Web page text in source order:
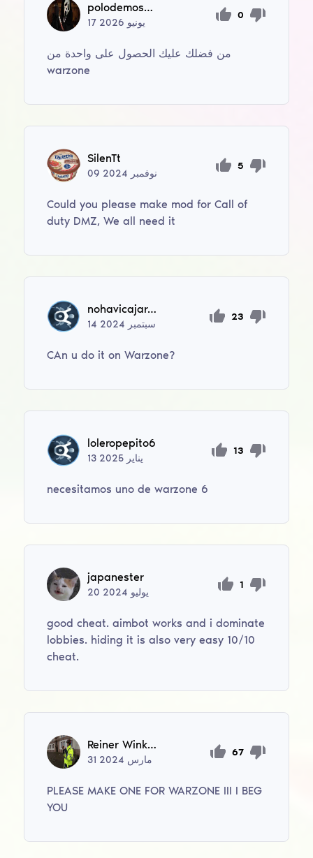
polodemosca10
17 يونيو
0
من فضلك عليك الحصول على واحدة من
warzone
SilenTt
09 نوفمبر
5
Could you please make mod for Call of
duty DMZ, We all need it
nohavicajaromir701
14 سبتمبر
23
CAn u do it on Warzone?
loleropepito6
13 يناير
13
necesitamos uno de warzone 6
japanester
20 يوليو
1
good cheat. aimbot works and i dominate
lobbies. hiding it is also very easy 10/10
cheat.
Reiner Winkler
31 مارس
67
PLEASE MAKE ONE FOR WARZONE III I BEG
YOU